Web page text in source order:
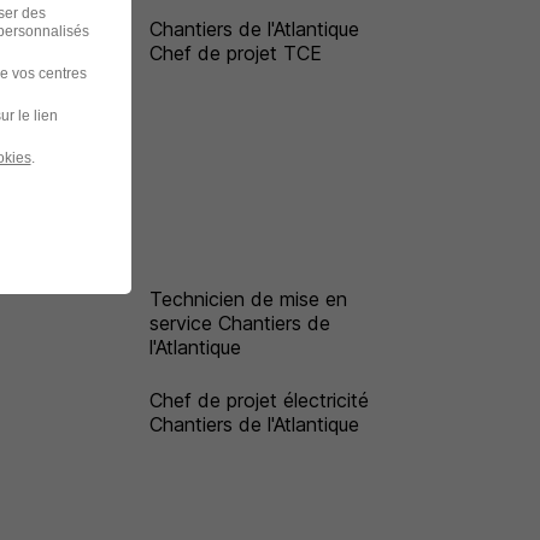
Chantiers de l'Atlantique
Chef de projet TCE
Technicien de mise en
service Chantiers de
l'Atlantique
Chef de projet électricité
Chantiers de l'Atlantique
des
vos centres
le lien
.